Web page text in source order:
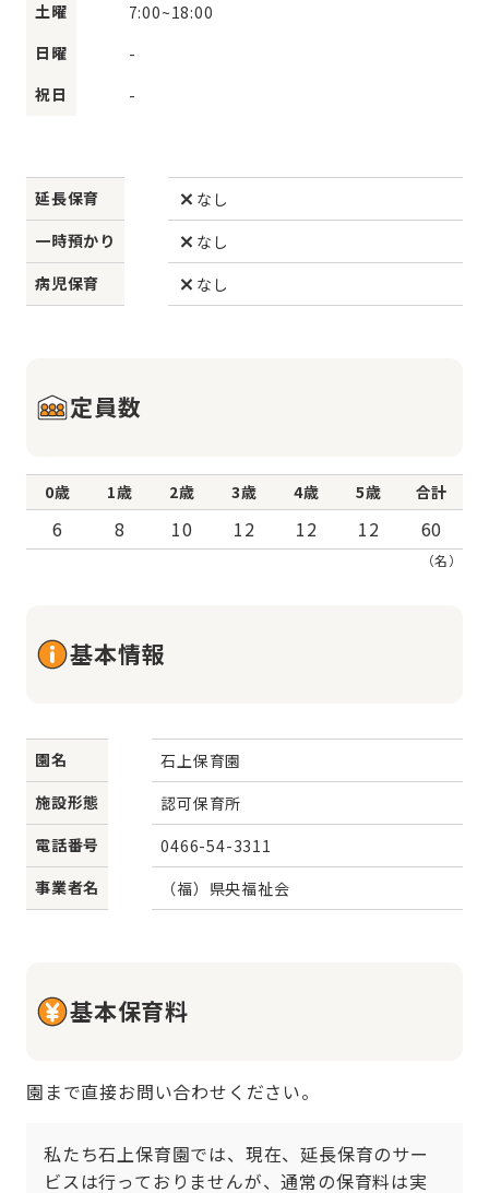
土曜 7:00~18:00
日曜
-
祝日
-
延長保育
なし
一時預かり
なし
病児保育
なし
定員数
0歳 1歳 2歳 3歳 4歳 5歳 合計
6 8 10 12 12 12 60
（名）
基本情報
園名
石上保育園
施設形態
認可保育所
電話番号
0466-54-3311
事業者名
（福）県央福祉会
基本保育料
園まで直接お問い合わせください。
私たち石上保育園では、現在、延長保育のサー
ビスは行っておりませんが、通常の保育料は実